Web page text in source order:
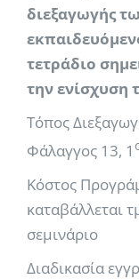
διεξαγωγής
τετράδιο
την ενίσχυση
Τόπος
Φάλαγγος 13, 1
Κόστος
καταβάλλεται
σεμινάριο
Διαδικασία